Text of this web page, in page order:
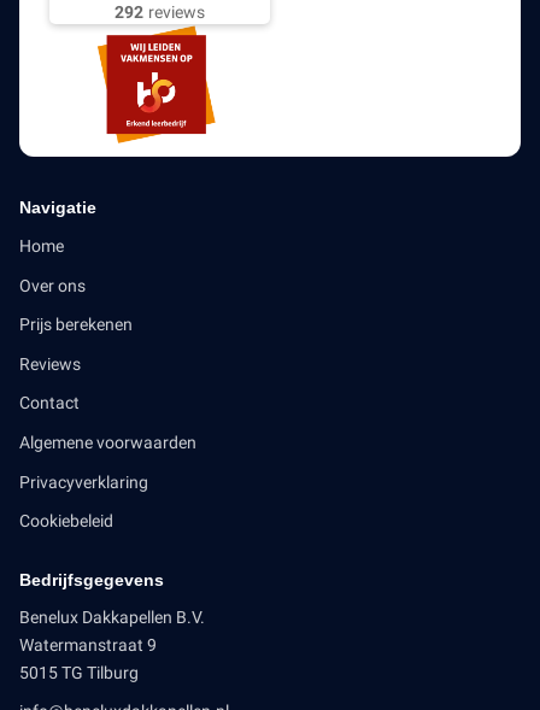
292 reviews
Navigatie
Home
Over ons
Prijs berekenen
Reviews
Contact
Algemene voorwaarden
Privacyverklaring
Cookiebeleid
Bedrijfsgegevens
Benelux Dakkapellen B.V.
Watermanstraat 9
5015 TG Tilburg